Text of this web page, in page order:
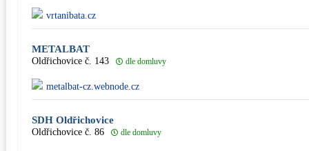
vrtanibata.cz
METALBAT
Oldřichovice č. 143 dle domluvy
metalbat-cz.webnode.cz
SDH Oldřichovice
Oldřichovice č. 86 dle domluvy